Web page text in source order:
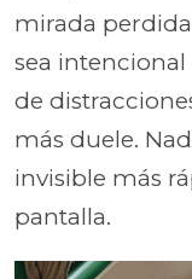
mirada perdida
sea
de
más duele.
invisible más
pantalla.